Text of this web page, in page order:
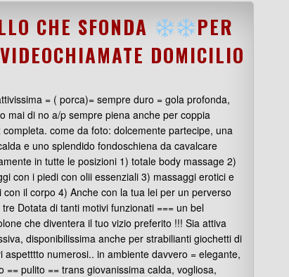
CHE SFONDA
PER
DOMICILIO
= ( porca)= sempre duro = gola profonda,
mai di no a/p sempre piena anche per coppia
completa. come da foto: dolcemente partecipe, una
e uno splendido fondoschiena da cavalcare
in tutte le posizioni 1) totale body massage 2)
con i piedi con olii essenziali 3) massaggi erotici e
con il corpo 4) Anche con la tua lei per un perverso
Dotata di tanti motivi funzionati === un bel
che diventera il tuo vizio preferito !!! Sia attiva
disponibilissima anche per strabilianti giochetti di
aspetttto numerosi.. in ambiente davvero = elegante,
== pulito == trans giovanissima calda, vogliosa,